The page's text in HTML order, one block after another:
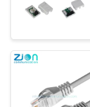
کابل کواکسیال 50